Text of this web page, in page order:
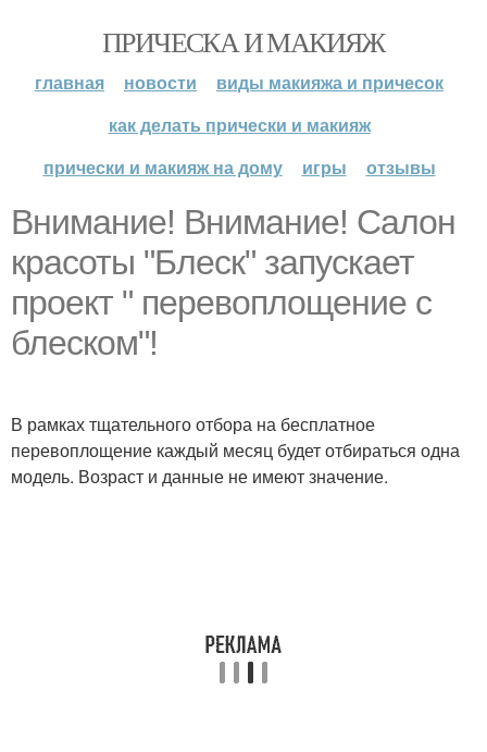
ПРИЧЕСКА И МАКИЯЖ
главная новости
виды макияжа и причесок
как делать прически и макияж
прически и макияж на дому
игры отзывы
Внимание! Внимание! Салон
красоты "Блеск" запускает
проект " перевоплощение с
блеском"!
В рамках тщательного отбора на бесплатное
перевоплощение каждый месяц будет отбираться одна
модель. Возраст и данные не имеют значение.